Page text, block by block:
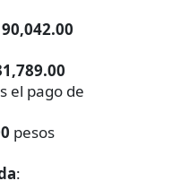
el pago de
pesos
: